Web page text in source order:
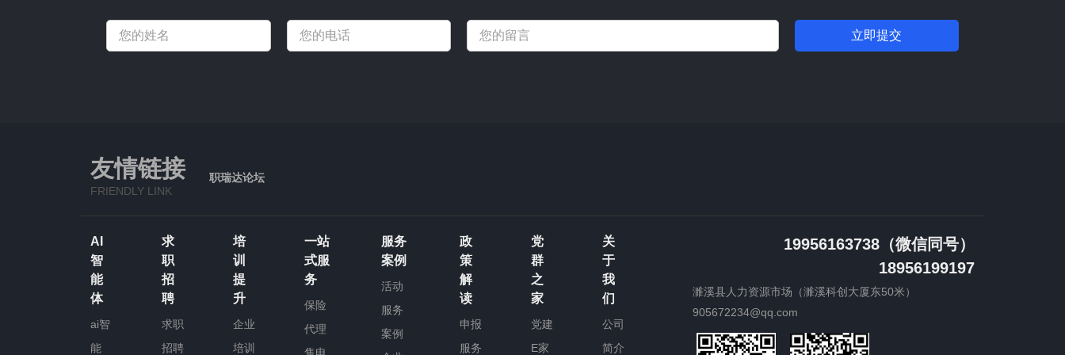
立即提交
友情链接
FRIENDLY LINK
职瑞达论坛
AI
智
能
体
ai智
能
求
职
招
聘
求职
招聘
培
训
提
升
企业
培训
一站
式服
务
保险
代理
服务
案例
活动
服务
案例
政
策
解
读
申报
服务
党
群
之
家
党建
E家
关
于
我
们
公司
简介
19956163738（微信同号）
18956199197
濉溪县人力资源市场（濉溪科创大厦东50米）
905672234@qq.com